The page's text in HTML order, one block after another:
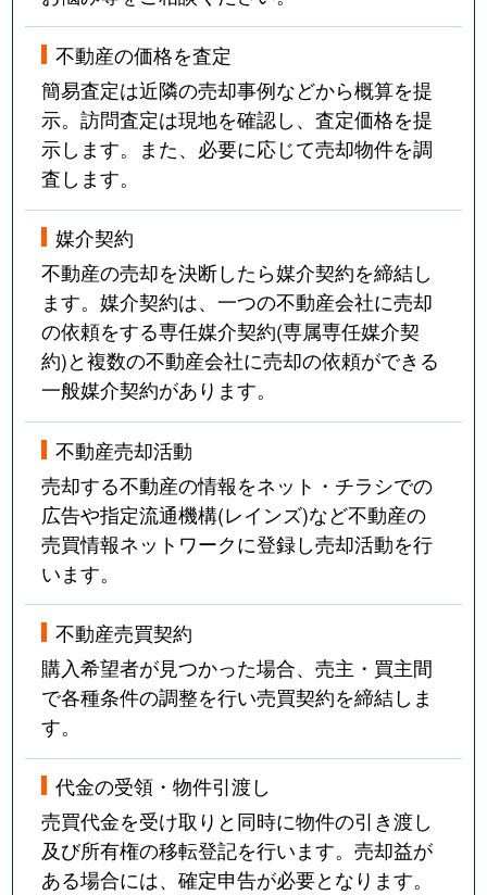
不動産の価格を査定
簡易査定は近隣の売却事例などから概算を提
示。訪問査定は現地を確認し、査定価格を提
示します。また、必要に応じて売却物件を調
査します。
媒介契約
不動産の売却を決断したら媒介契約を締結し
ます。媒介契約は、一つの不動産会社に売却
の依頼をする専任媒介契約(専属専任媒介契
約)と複数の不動産会社に売却の依頼ができる
一般媒介契約があります。
不動産売却活動
売却する不動産の情報をネット・チラシでの
広告や指定流通機構(レインズ)など不動産の
売買情報ネットワークに登録し売却活動を行
います。
不動産売買契約
購入希望者が見つかった場合、売主・買主間
で各種条件の調整を行い売買契約を締結しま
す。
代金の受領・物件引渡し
売買代金を受け取りと同時に物件の引き渡し
及び所有権の移転登記を行います。売却益が
ある場合には、確定申告が必要となります。